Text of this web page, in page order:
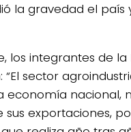
la gravedad el
los integrantes de
“El sector
economía nacional,
sus exportaciones,